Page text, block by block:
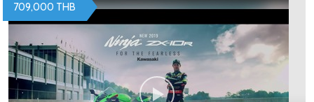
709,000 THB